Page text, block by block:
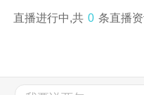
直播进行中,共 0 条直播